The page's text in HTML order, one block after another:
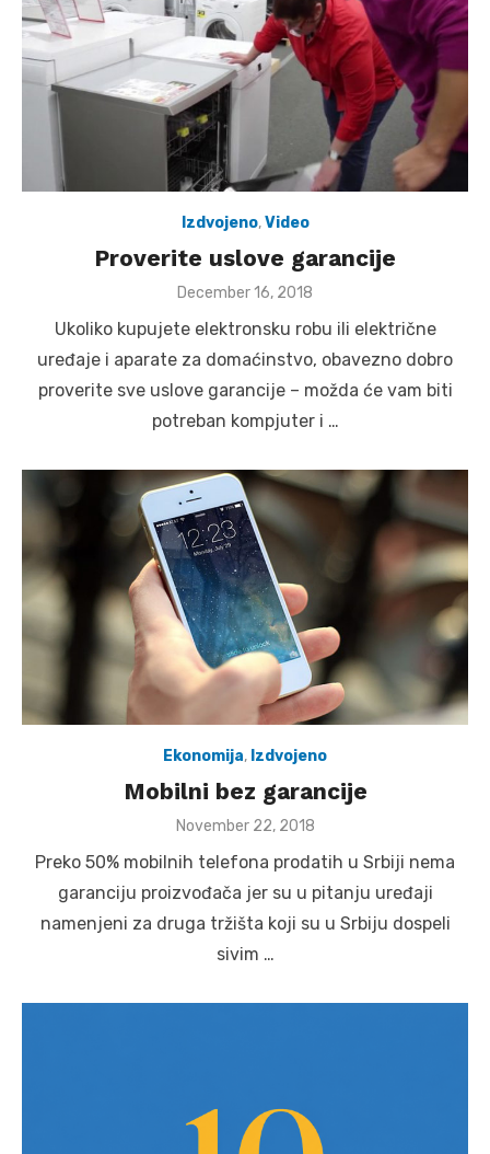
Izdvojeno,Video
Proverite uslove garancije
Posted
December 16, 2018
Ukoliko kupujete elektronsku robu ili električne
uređaje i aparate za domaćinstvo, obavezno dobro
proverite sve uslove garancije – možda će vam biti
potreban kompjuter i …
Ekonomija, Izdvojeno
Mobilni bez garancije
Posted
November 22, 2018
Preko 50% mobilnih telefona prodatih u Srbiji nema
garanciju proizvođača jer su u pitanju uređaji
namenjeni za druga tržišta koji su u Srbiju dospeli
sivim …